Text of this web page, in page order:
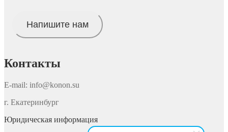
Напишите нам
Контакты
E-mail: info@konon.su
г. Екатеринбург
Юридическая информация